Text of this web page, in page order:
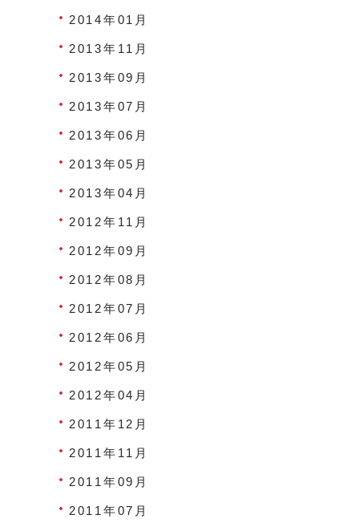
2014年01月
2013年11月
2013年09月
2013年07月
2013年06月
2013年05月
2013年04月
2012年11月
2012年09月
2012年08月
2012年07月
2012年06月
2012年05月
2012年04月
2011年12月
2011年11月
2011年09月
2011年07月